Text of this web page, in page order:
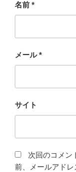
名前 *
メール*
サイト
次回のコメン
前、メールアドレ